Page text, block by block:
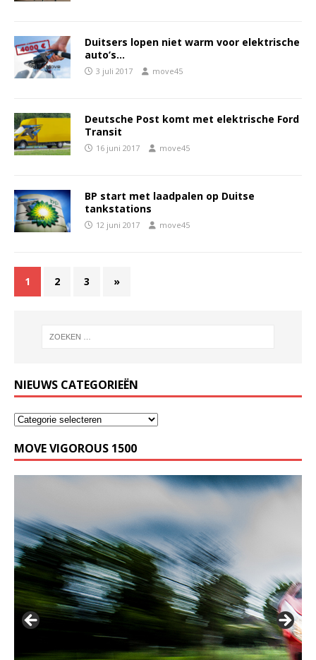
Duitsers lopen niet warm voor elektrische
auto’s…
3 juli 2017 move45
Deutsche Post komt met elektrische Ford
Transit
16 juni 2017 move45
BP start met laadpalen op Duitse
tankstations
12 juni 2017 move45
1 2 3 »
NIEUWS CATEGORIEËN
MOVE VIGOROUS 1500